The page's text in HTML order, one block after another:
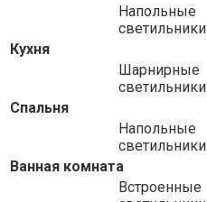
Напольные
светильники
Кухня
Шарнирные
светильники
Спальня
Напольные
светильники
Ванная комната
Встроенные